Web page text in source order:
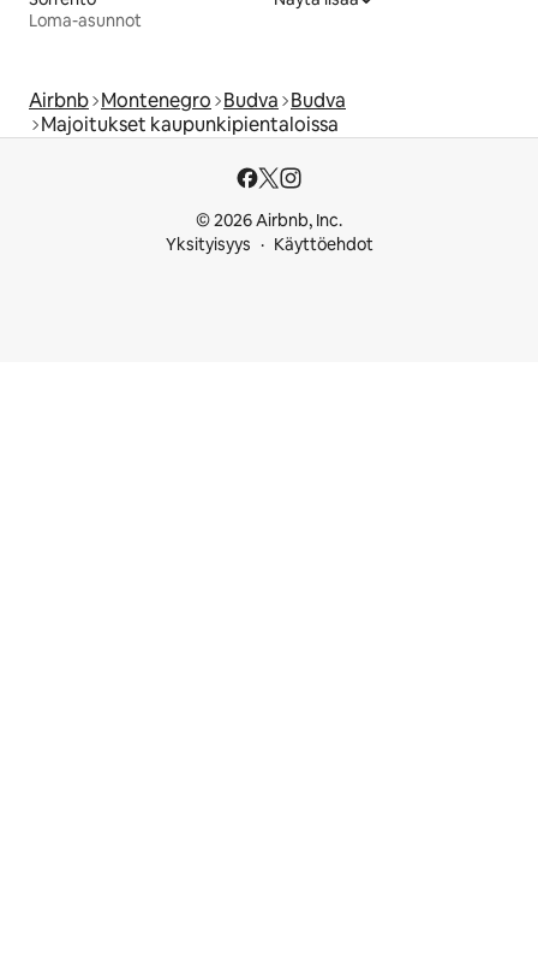
Loma-asunnot
Airbnb Montenegro Budva Budva
Majoitukset kaupunkipientaloissa
© 2026 Airbnb, Inc.
Yksityisyys
Käyttöehdot